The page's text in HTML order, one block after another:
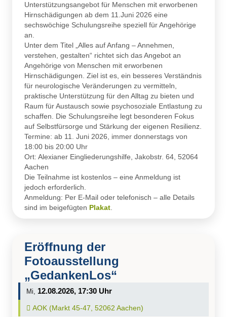
Unterstützungsangebot für Menschen mit erworbenen
Hirnschädigungen ab dem 11.Juni 2026 eine
sechswöchige Schulungsreihe speziell für Angehörige
an.
Unter dem Titel „Alles auf Anfang – Annehmen,
verstehen, gestalten“ richtet sich das Angebot an
Angehörige von Menschen mit erworbenen
Hirnschädigungen. Ziel ist es, ein besseres Verständnis
für neurologische Veränderungen zu vermitteln,
praktische Unterstützung für den Alltag zu bieten und
Raum für Austausch sowie psychosoziale Entlastung zu
schaffen. Die Schulungsreihe legt besonderen Fokus
auf Selbstfürsorge und Stärkung der eigenen Resilienz.
Termine: ab 11. Juni 2026, immer donnerstags von
18:00 bis 20:00 Uhr
Ort: Alexianer Eingliederungshilfe, Jakobstr. 64, 52064
Aachen
Die Teilnahme ist kostenlos – eine Anmeldung ist
jedoch erforderlich.
Anmeldung: Per E-Mail oder telefonisch – alle Details
sind im beigefügten Plakat
Eröffnung der
Fotoausstellung
„GedankenLos“
Mi, 12.08.2026, 17:30 Uhr
Ort auf Karte öffnen:
AOK (Markt 45-47, 52062 Aachen)